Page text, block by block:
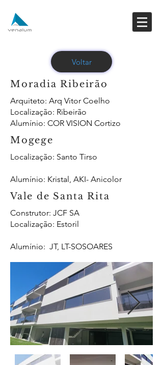
Voltar
Moradia Ribeirão
Arquiteto: Arq Vitor Coelho
Localização: Ribeirão
Alumínio: COR VISION Cortizo
Mogege
Localização: Santo Tirso
Alumínio: Kristal, AKI- Anicolor
Vale de Santa Rita
Construtor: JCF SA
Localização: Estoril
Alumínio: JT, LT-SOSOARES